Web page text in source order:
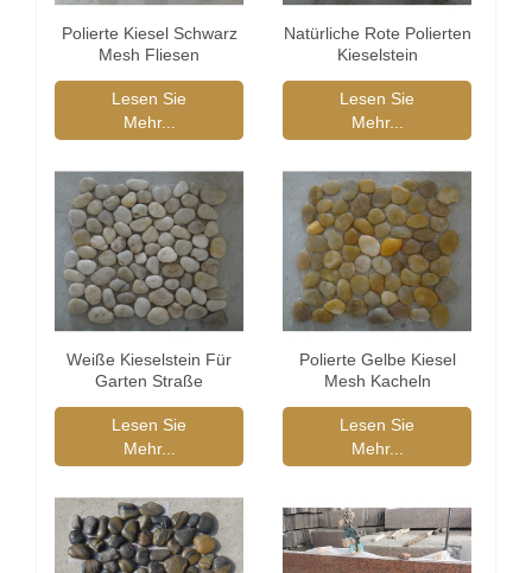
Polierte Kiesel Schwarz
Mesh Fliesen
Lesen Sie
Mehr...
Natürliche Rote Polierten
Kieselstein
Lesen Sie
Mehr...
Weiße Kieselstein Für
Garten Straße
Lesen Sie
Mehr...
Polierte Gelbe Kiesel
Mesh Kacheln
Lesen Sie
Mehr...